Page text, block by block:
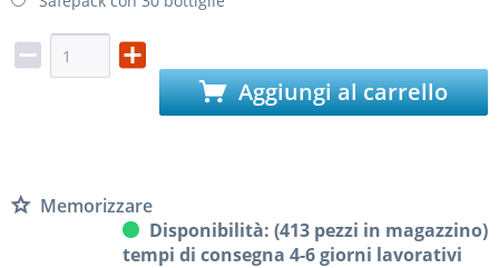
Aggiungi al carrello
Memorizzare
Disponibilità: (413 pezzi in magazzino)
tempi di consegna 4-6 giorni lavorativi